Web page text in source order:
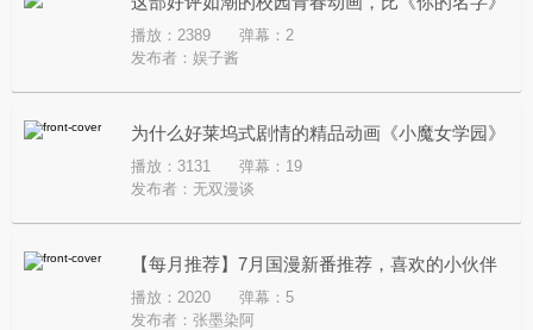
更好看【吐噜番50】
播放：2389
弹幕：2
发布者： 娱子酱
为什么好莱坞式剧情的精品动画《小魔女学园》
没有想象中那么火？
播放：3131
弹幕：19
发布者： 无双漫谈
【每月推荐】7月国漫新番推荐，喜欢的小伙伴
可以进来看一看哟。
播放：2020
弹幕：5
发布者： 张墨染阿